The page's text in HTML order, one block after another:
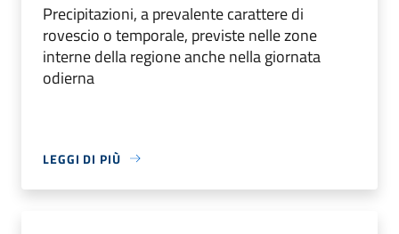
Precipitazioni, a prevalente carattere di
rovescio o temporale, previste nelle zone
interne della regione anche nella giornata
odierna
LEGGI DI PIÙ